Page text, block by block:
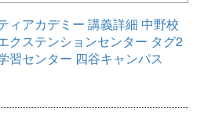
ィアカデミー 講義詳細 中野校
クステンションセンター タグ2
習センター 四谷キャンパス